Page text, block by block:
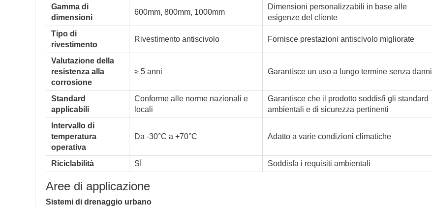
Gamma di
dimensioni
600mm, 800mm, 1000mm
Dimensioni personalizzabili in base alle
esigenze del cliente
Tipo di
rivestimento
Rivestimento antiscivolo Fornisce prestazioni antiscivolo migliorate
Valutazione della
resistenza alla
corrosione
≥ 5 anni Garantisce un uso a lungo termine senza danni
Standard
applicabili
Conforme alle norme nazionali e
locali
Garantisce che il prodotto soddisfi gli standard
ambientali e di sicurezza pertinenti
Intervallo di
temperatura
operativa
Da -30°C a +70°C Adatto a varie condizioni climatiche
Riciclabilità SÌ Soddisfa i requisiti ambientali
Aree di applicazione
Sistemi di drenaggio urbano